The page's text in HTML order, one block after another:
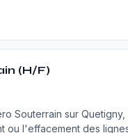
(H/F)
Souterrain sur
ou l'effacement des